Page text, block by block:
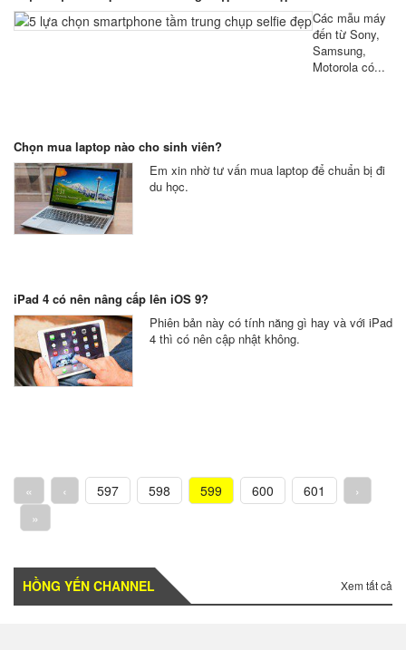
Các mẫu máy
đến từ Sony,
Samsung,
Motorola có...
Chọn mua laptop nào cho sinh viên?
Em xin nhờ tư vấn mua laptop để chuẩn bị đi
du học.
iPad 4 có nên nâng cấp lên iOS 9?
Phiên bản này có tính năng gì hay và với iPad
4 thì có nên cập nhật không.
« ‹ 597 598 599 600 601
›
»
HỒNG YẾN CHANNEL Xem tất cả